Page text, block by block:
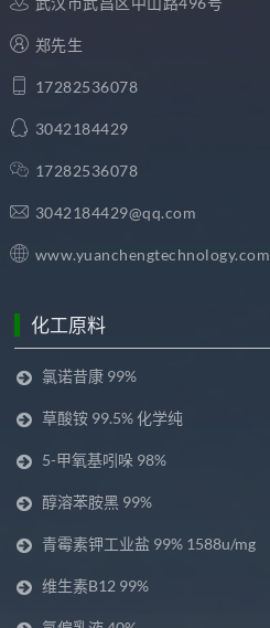
郑先生
17282536078
3042184429
17282536078
3042184429@qq.com
www.yuanchengtechnology.com
化工原料
氯诺昔康 99%
草酸铵 99.5% 化学纯
5-甲氧基吲哚 98%
醇溶苯胺黑 99%
青霉素钾工业盐 99% 1588u/mg
维生素B12 99%